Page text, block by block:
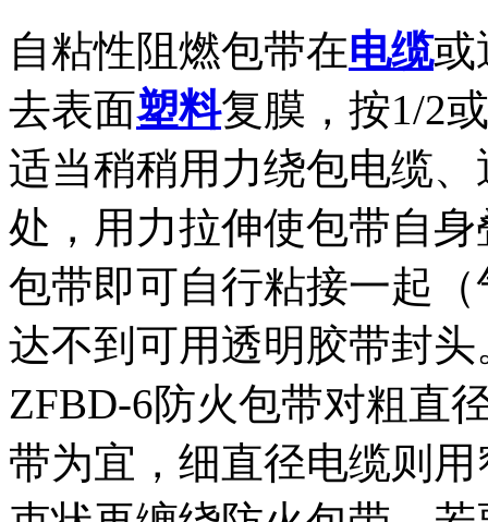
自粘性阻燃包带在电缆或
去表面塑料复膜，按1/2
适当稍稍用力绕包电缆
处，用力拉伸使包带自
包带即可自行粘接一起
达不到可用透明胶带封头
ZFBD-6防火包带对粗直
带为宜，细直径电缆则